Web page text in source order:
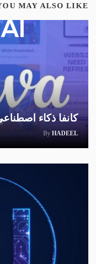
MAY ALSO LIKE
كانفا ذكاء
By HADEEL